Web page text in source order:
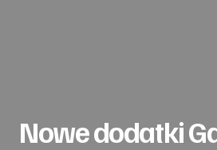
Nowe dodatki